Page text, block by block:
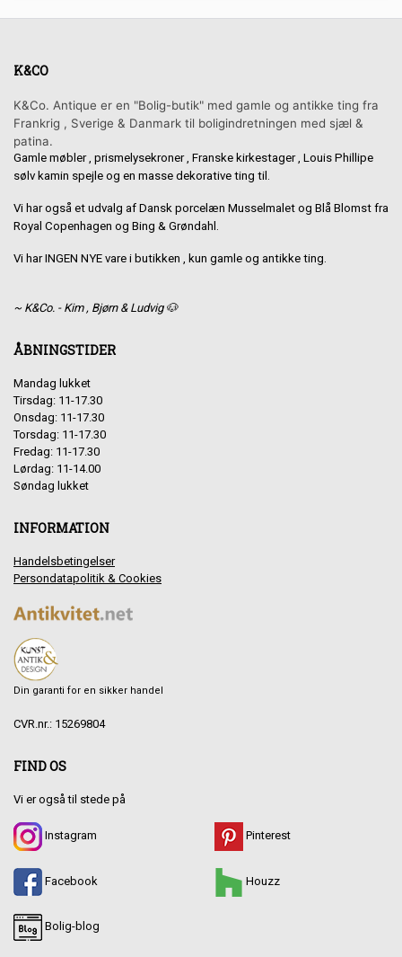
K&CO
K&Co. Antique er en "Bolig-butik" med gamle og antikke ting fra
Frankrig , Sverige & Danmark til boligindretningen med sjæl &
patina.
Gamle møbler , prismelysekroner , Franske kirkestager , Louis Phillipe
sølv kamin spejle og en masse dekorative ting til.
Vi har også et udvalg af Dansk porcelæn Musselmalet og Blå Blomst fra
Royal Copenhagen og Bing & Grøndahl.
Vi har INGEN NYE vare i butikken , kun gamle og antikke ting.
~ K&Co. - Kim , Bjørn & Ludvig 🐶
ÅBNINGSTIDER
Mandag lukket
Tirsdag: 11-17.30
Onsdag: 11-17.30
Torsdag: 11-17.30
Fredag: 11-17.30
Lørdag: 11-14.00
Søndag lukket
INFORMATION
Handelsbetingelser
Persondatapolitik & Cookies
Din garanti for en sikker handel
CVR.nr.: 15269804
FIND OS
Vi er også til stede på
Instagram
Facebook
Bolig-blog
Pinterest
Houzz